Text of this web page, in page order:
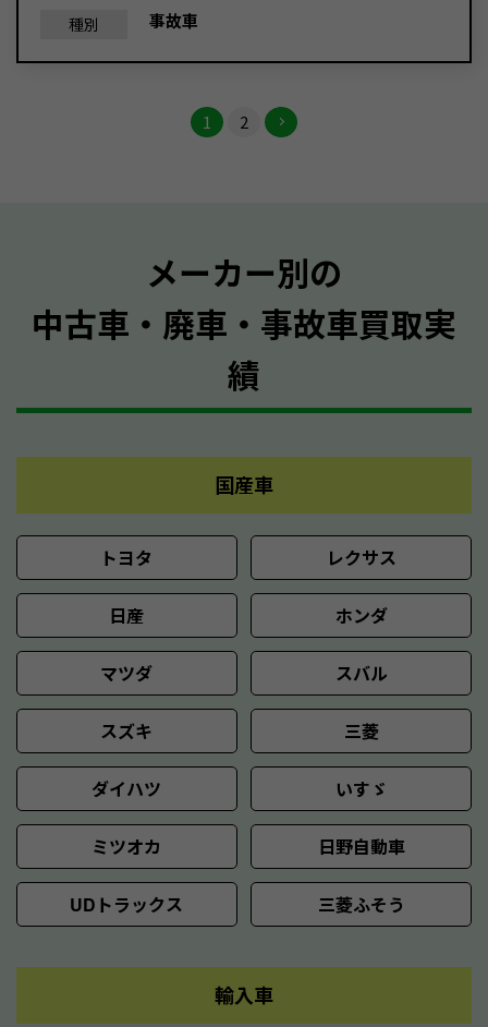
種別 事故車
1 2
メーカー別の
中古車・廃車・事故車買取実
績
国産車
トヨタ レクサス
日産 ホンダ
マツダ スバル
スズキ 三菱
ダイハツ いすゞ
ミツオカ 日野自動車
UDトラックス 三菱ふそう
輸入車